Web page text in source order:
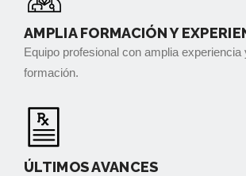
AMPLIA FORMACIÓN Y
Equipo profesional con amplia experiencia
formación.
ÚLTIMOS AVANCES